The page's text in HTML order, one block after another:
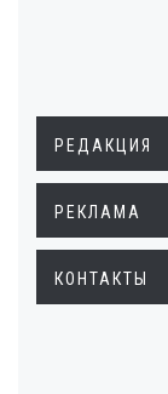
РЕДАКЦИЯ
РЕКЛАМА
КОНТАКТЫ